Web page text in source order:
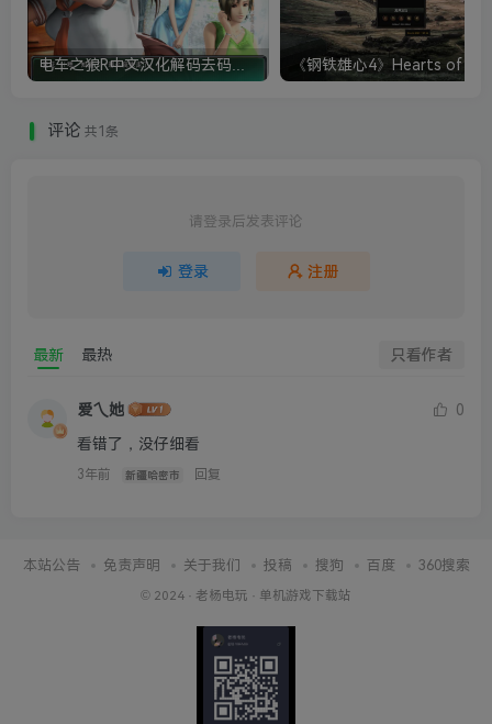
评论 共1条
请登录后发表评论
登录 注册
最新 最热 只看作者
爱乀她
0
看错了，没仔细看
3年前 新疆哈密市 回复
本站公告 免责声明 关于我们 投稿 搜狗 百度 360搜索
© 2024 · 老杨电玩 · 单机游戏下载站